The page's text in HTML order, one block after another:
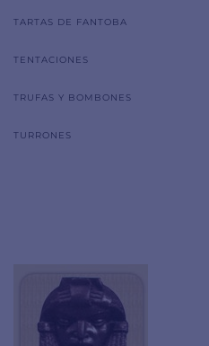
TARTAS DE FANTOBA
TENTACIONES
TRUFAS Y BOMBONES
TURRONES